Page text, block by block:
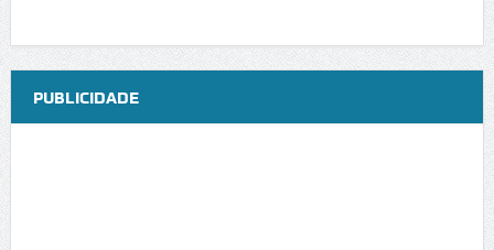
PUBLICIDADE